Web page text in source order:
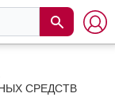
СРЕДСТВ